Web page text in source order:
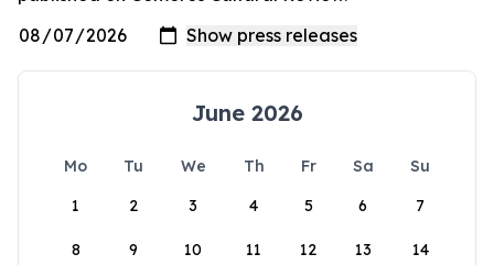
June 2026
Mo Tu We Th Fr Sa
Su
1
2 3 4 5 6 7
8 9 10 11 12 13 14